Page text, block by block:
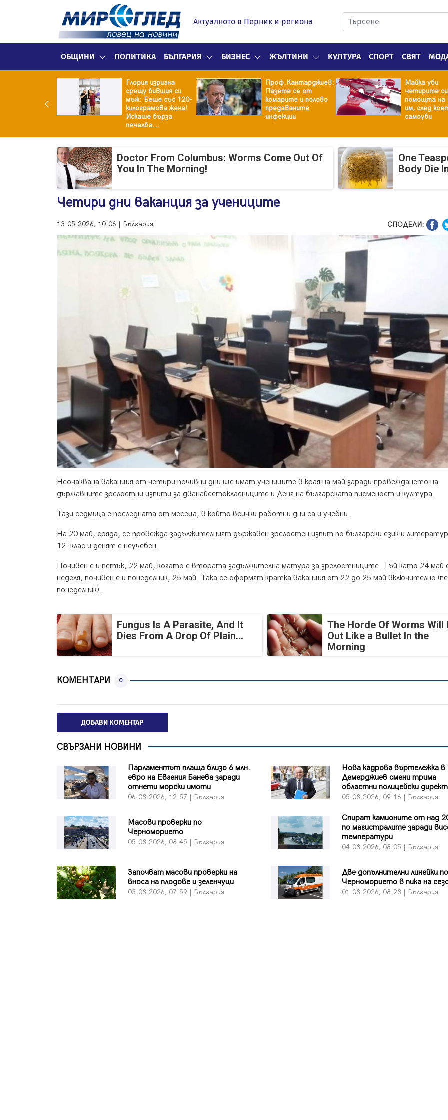
Актуалното в Перник и региона
ОБЩИНИ ПОЛИТИКА БЪЛГАРИЯ БИЗНЕС ЖЪЛТИНИ КУЛТУРА СПОРТ СВЯТ
Глория изригна
срещу бившия си
мъж: Беше със 120-
килограмова жена!
Искаше бърза
печалба...
Проф.Кантарджиев:
Пазете се от
комарите и полово
предаваните
инфекции
Майка уби
четирите
помощта на
им, след
самоуби
Doctor From Columbus: Worms Come Out Of
You In The Morning!
One
Body Die
Четири дни ваканция за учениците
13.05.2026, 10:06 | България СПОДЕЛИ:
Неочаквана ваканция от четири почивни дни ще имат учениците в края на май заради провеждането на
държавните зрелостни изпити за дванайсетокласниците и Деня на българската писменост и култура.
Тази седмица е последната от месеца, в който всички работни дни са и учебни.
На 20 май, сряда, се провежда задължителният държавен зрелостен изпит по български език и
12. клас и денят е неучебен.
Почивен е и петък, 22 май, когато е втората задължителна матура за зрелостниците. Тъй като 24 май
неделя, почивен е и понеделник, 25 май. Така се оформят кратка ваканция от 22 до 25 май включително
понеделник).
Fungus Is A Parasite, And It
Dies From A Drop Of Plain...
The Horde Of Worms Will
Out Like a Bullet In the
Morning
КОМЕНТАРИ 0
ДОБАВИ КОМЕНТАР
СВЪРЗАНИ НОВИНИ
Парламентът плаща близо 6 млн.
евро на Евгения Банева заради
отнети морски имоти
06.08.2026, 12:57 | България
Нова кадрова въртележка
Демерджиев смени трима
областни полицейски
05.08.2026, 09:16 | България
Масови проверки по
Черноморието
05.08.2026, 08:45 | България
Спират камионите от над
по магистралите заради
температури
04.08.2026, 08:05 | България
Започват масови проверки на
вноса на плодове и зеленчуци
03.08.2026, 07:59 | България
Две допълнителни линейки по
Черноморието в пика на
01.08.2026, 08:28 | България